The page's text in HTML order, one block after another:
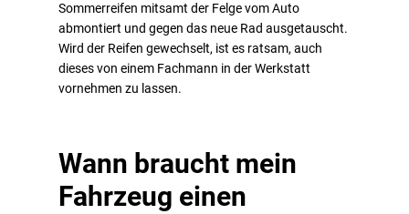
Sommerreifen mitsamt der Felge vom Auto
abmontiert und gegen das neue Rad ausgetauscht.
Wird der Reifen gewechselt, ist es ratsam, auch
dieses von einem Fachmann in der Werkstatt
vornehmen zu lassen.
Wann braucht mein
Fahrzeug einen